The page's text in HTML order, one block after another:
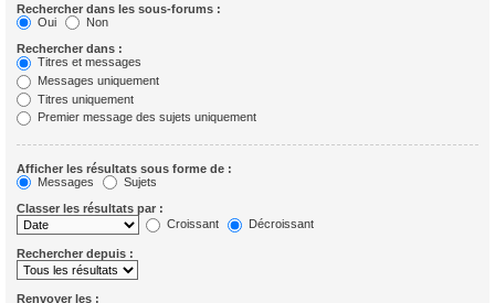
Rechercher dans les sous-forums :
Oui
Non
Rechercher dans :
Titres et messages
Messages uniquement
Titres uniquement
Premier message des sujets uniquement
Afficher les résultats sous forme de :
Messages
Sujets
Classer les résultats par :
Croissant
Décroissant
Rechercher depuis :
Renvoyer les :